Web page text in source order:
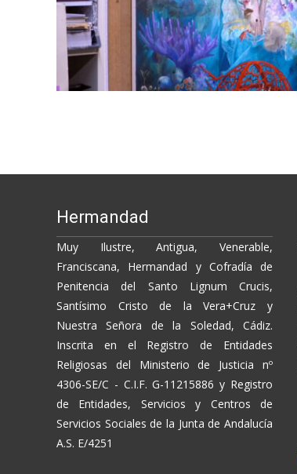
Hermandad
Muy Ilustre, Antigua, Venerable,
Franciscana, Hermandad y Cofradía de
Penitencia del Santo Lignum Crucis,
Santísimo Cristo de la Vera+Cruz y
Nuestra Señora de la Soledad, Cádiz.
Inscrita en el Registro de Entidades
Religiosas del Ministerio de Justicia nº
4306-SE/C - C.I.F. G-11215886 y Registro
de Entidades, Servicios y Centros de
Servicios Sociales de la Junta de Andalucía
A.S. E/4251